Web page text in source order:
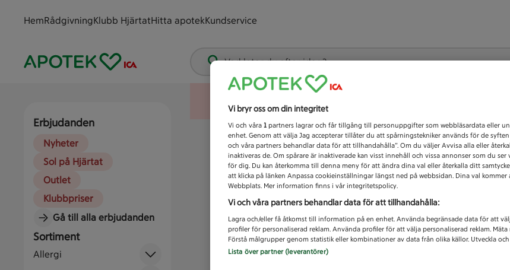
HemRådgivningKlubb HjärtatHitta apotekKundservice
Vad letar du efter idag?
Erbjudanden
Nyheter
Sol på Hjärtat
Outlet
Klubbpriser
Gå till alla erbjudanden
Sortiment
Allergi
Vi bryr oss om din integritet
Vi och våra 1 partners lagrar och får tillgång till personuppgifter som webbläsardata eller
enhet. Genom att välja Jag accepterar tillåter du att spårningstekniker används för de
och våra partners behandlar data för att tillhandahålla”. Om du väljer Avvisa alla eller
inaktiveras de. Om spårare är inaktiverade kan visst innehåll och vissa annonser som du
för dig. Du kan återkomma till denna meny för att ändra dina val eller återkalla ditt
att klicka på länken Anpassa cookieinställningar längst ned på webbsidan. Dina val
Webbplats. Mer information finns i vår integritetspolicy.
Vi och våra partners behandlar data för att tillhandahålla:
Lagra och/eller få åtkomst till information på en enhet. Använda begränsade data för att
profiler för personaliserad reklam. Använda profiler för att välja personaliserad reklam. Mäta
Förstå målgrupper genom statistik eller kombinationer av data från olika källor. Utveckla
Lista över partner (leverantörer)